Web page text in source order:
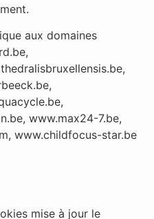
aux domaines
www.max24-7.be,
www.childfocus-star.be
mise à jour le